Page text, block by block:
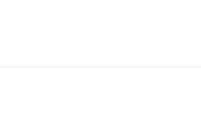
sans complications.